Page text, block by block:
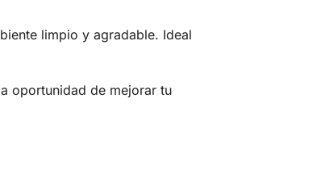
limpio y agradable. Ideal
oportunidad de mejorar tu